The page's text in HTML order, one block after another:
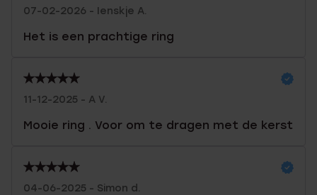
07-02-2026 - Ienskje A.
Het is een prachtige ring
11-12-2025 - A V.
Mooie ring . Voor om te dragen met de kerst
04-06-2025 - Simon d.